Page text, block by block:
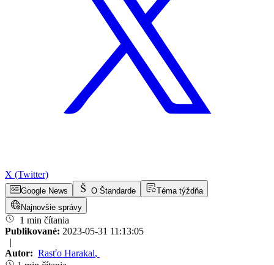
X (Twitter)
Google News O Štandarde
Téma týždňa
Najnovšie správy
1 min čítania
Publikované: 2023-05-31 11:13:05
|
Autor: Rasťo Harakal,